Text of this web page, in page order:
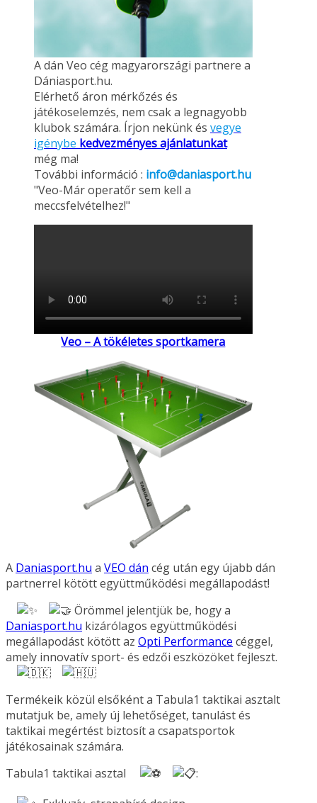
A dán Veo cég magyarországi partnere a
Dániasport.hu.
Elérhető áron mérkőzés és
játékoselemzés, nem csak a legnagyobb
klubok számára. Írjon nekünk és vegye
igénybe kedvezményes ajánlatunkat
még ma!
További információ : info@daniasport.hu
"Veo-Már operatőr sem kell a
meccsfelvételhez!"
Veo – A tökéletes sportkamera
A Daniasport.hu a VEO dán cég után egy újabb dán
partnerrel kötött együttműködési megállapodást!
Örömmel jelentjük be, hogy a
Daniasport.hu kizárólagos együttműködési
megállapodást kötött az Opti Performance céggel,
amely innovatív sport- és edzői eszközöket fejleszt.
Termékeik közül elsőként a Tabula1 taktikai asztalt
mutatjuk be, amely új lehetőséget, tanulást és
taktikai megértést biztosít a csapatsportok
játékosainak számára.
Tabula1 taktikai asztal
: